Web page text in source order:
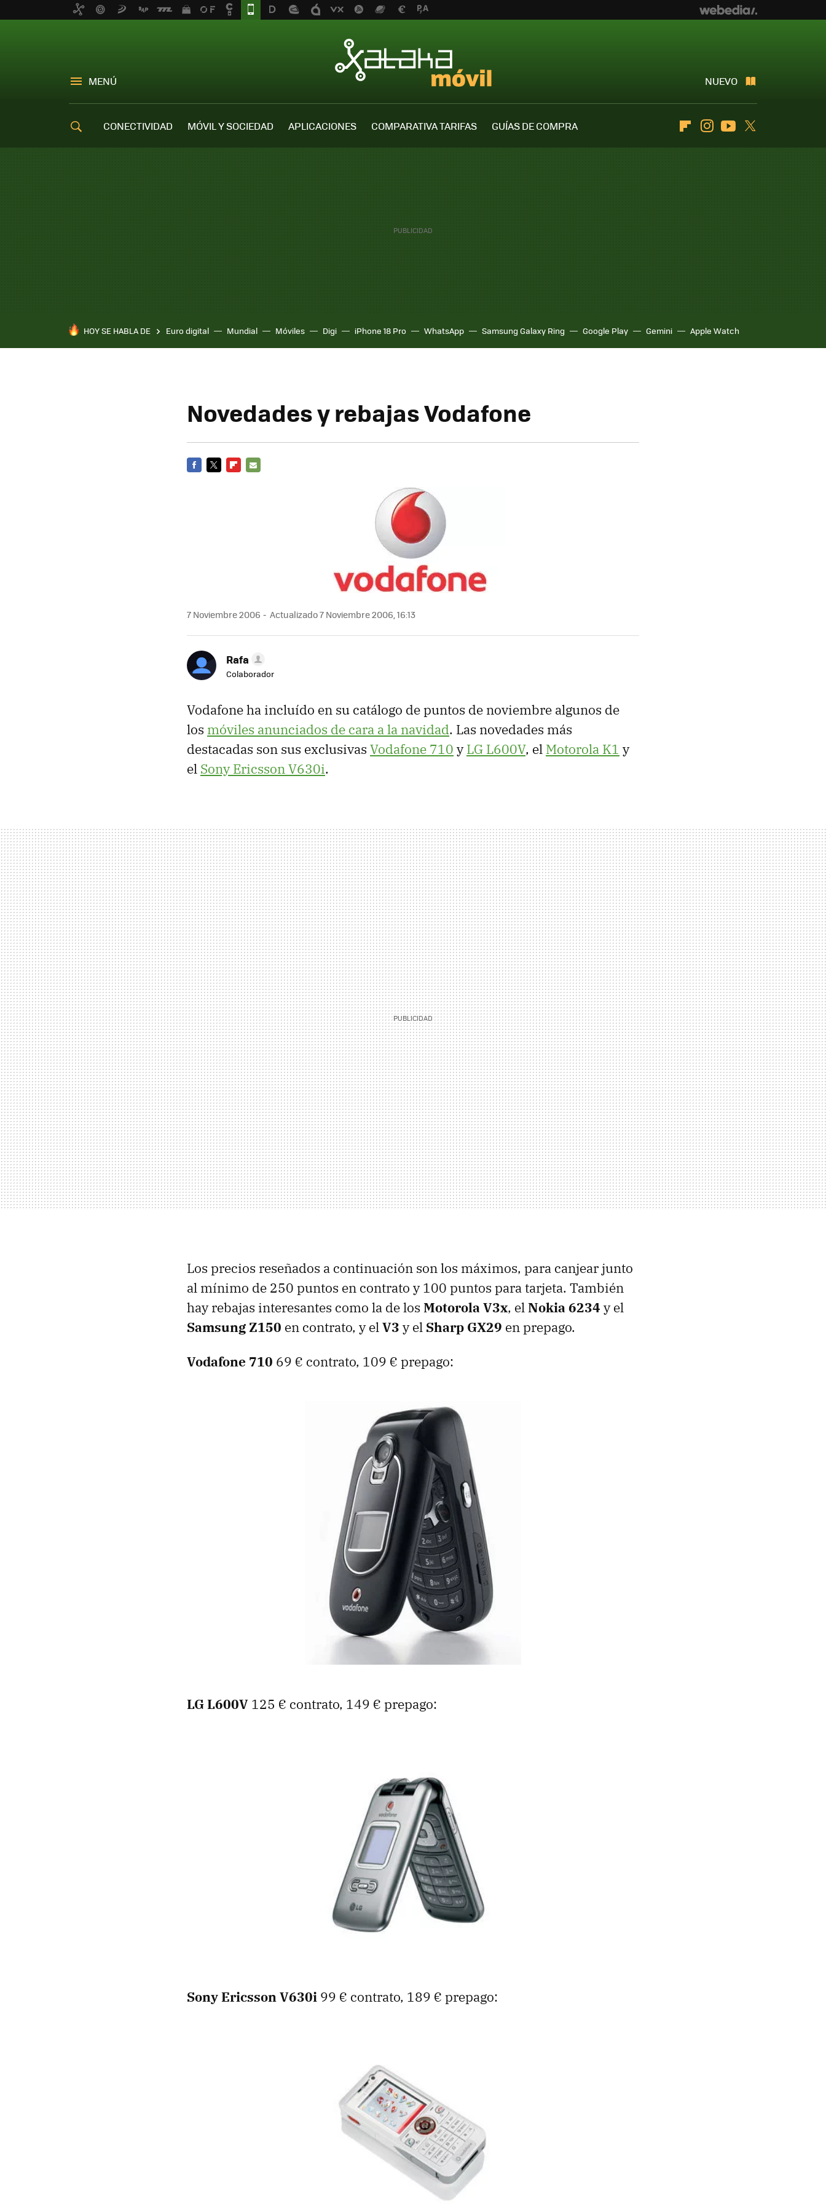
MENÚ NUEVO
CONECTIVIDAD MÓVIL Y SOCIEDAD APLICACIONES COMPARATIVA TARIFAS
GUÍAS DE COMPRA
FlipboardInstagramYoutube
HOY SE HABLA DE Euro digital Mundial Móviles Digi iPhone 18 Pro WhatsApp Samsung Galaxy Ring Google Play Gemini Apple Watch
Novedades y rebajas Vodafone
7 Noviembre 2006 Actualizado 7 Noviembre 2006, 16:13
Rafa
Colaborador
Vodafone ha incluído en su catálogo de puntos de noviembre algunos de
los móviles anunciados de cara a la navidad. Las novedades más
destacadas son sus exclusivas Vodafone 710 yLG L600V, el Motorola K1 y
el Sony Ericsson V630i.
Los precios reseñados a continuación son los máximos, para canjear junto
al mínimo de 250 puntos en contrato y 100 puntos para tarjeta. También
hay rebajas interesantes como la de los Motorola V3x, elNokia 6234 y el
Samsung Z150 en contrato, y elV3 y el Sharp GX29 en prepago.
Vodafone 710 69 € contrato, 109 € prepago:
LG L600V 125 € contrato, 149 € prepago:
Sony Ericsson V630i 99 € contrato, 189 € prepago: